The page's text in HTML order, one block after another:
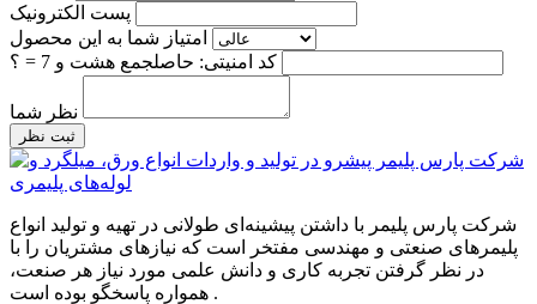
پست الکترونیک
امتیاز شما به این محصول
کد امنیتی: حاصلجمع هشت و 7 = ؟
نظر شما
ثبت نظر
شرکت پارس پلیمر با داشتن پیشینه‌ای طولانی در تهیه و تولید انواع
پلیمرهای صنعتی و مهندسی مفتخر است که نیازهای مشتریان را با
در نظر گرفتن تجربه کاری و دانش علمی مورد نیاز هر صنعت،
همواره پاسخگو بوده است .